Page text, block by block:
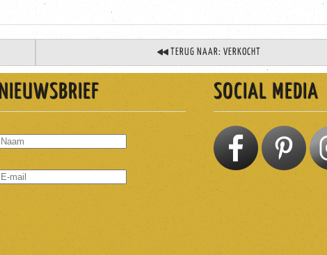
TERUG NAAR: VERKOCHT
NIEUWSBRIEF SOCIAL MEDIA